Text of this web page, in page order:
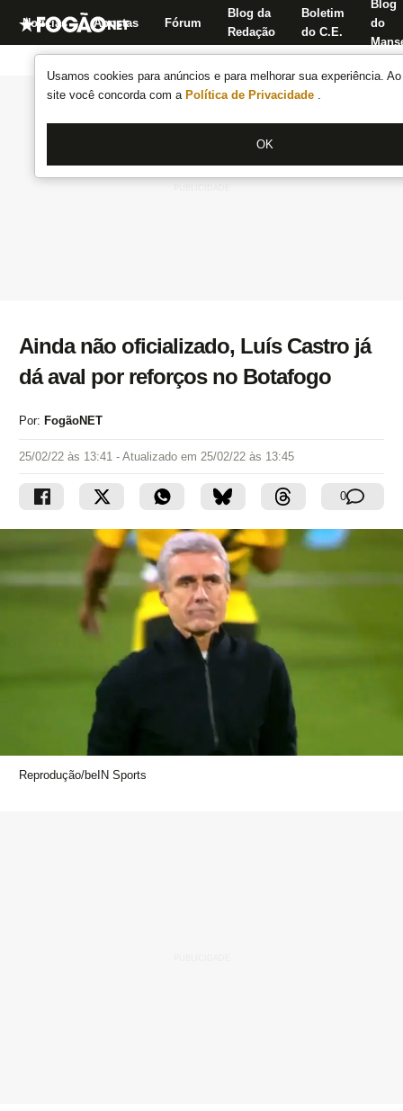
Usamos cookies para anúncios e para melhorar sua experiência.
site você concorda com a Política de Privacidade .
OK
Notícias Apostas Fórum
Blog da
Redação
Boletim
do C.E.
Blog
do
Ainda não oficializado, Luís Castro já
dá aval por reforços no Botafogo
Por: FogãoNET
25/02/22 às 13:41 - Atualizado em 25/02/22 às 13:45
0
Reprodução/beIN Sports